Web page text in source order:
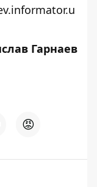
Гарнаев
😡